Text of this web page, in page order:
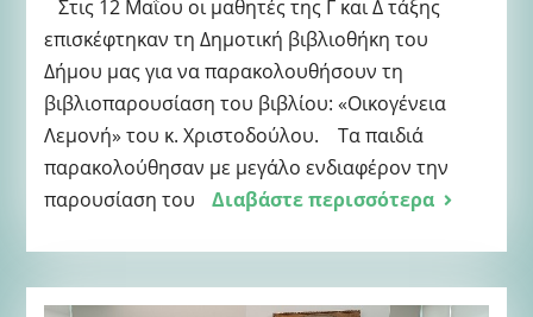
Στις 12 Μαΐου οι μαθητές της Γ και Δ τάξης
επισκέφτηκαν τη Δημοτική βιβλιοθήκη του
Δήμου μας για να παρακολουθήσουν τη
βιβλιοπαρουσίαση του βιβλίου: «Οικογένεια
Λεμονή» του κ. Χριστοδούλου. Τα παιδιά
παρακολούθησαν με μεγάλο ενδιαφέρον την
παρουσίαση του
Διαβάστε περισσότερα